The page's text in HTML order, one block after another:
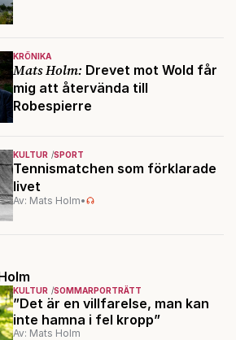
KRÖNIKA
Mats Holm: Drevet mot Wold får
mig att återvända till
Robespierre
KULTUR SPORT
Tennismatchen som förklarade
livet
Av: Mats Holm•
KULTUR SOMMARPORTRÄTT
”Det är en villfarelse, man kan
inte hamna i fel kropp”
Av: Mats Holm